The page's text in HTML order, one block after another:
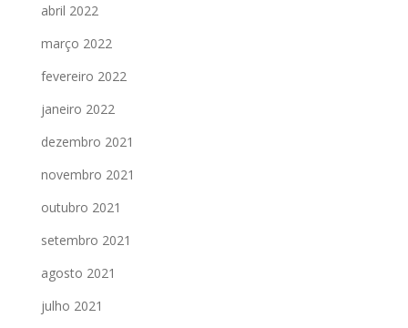
abril 2022
março 2022
fevereiro 2022
janeiro 2022
dezembro 2021
novembro 2021
outubro 2021
setembro 2021
agosto 2021
julho 2021